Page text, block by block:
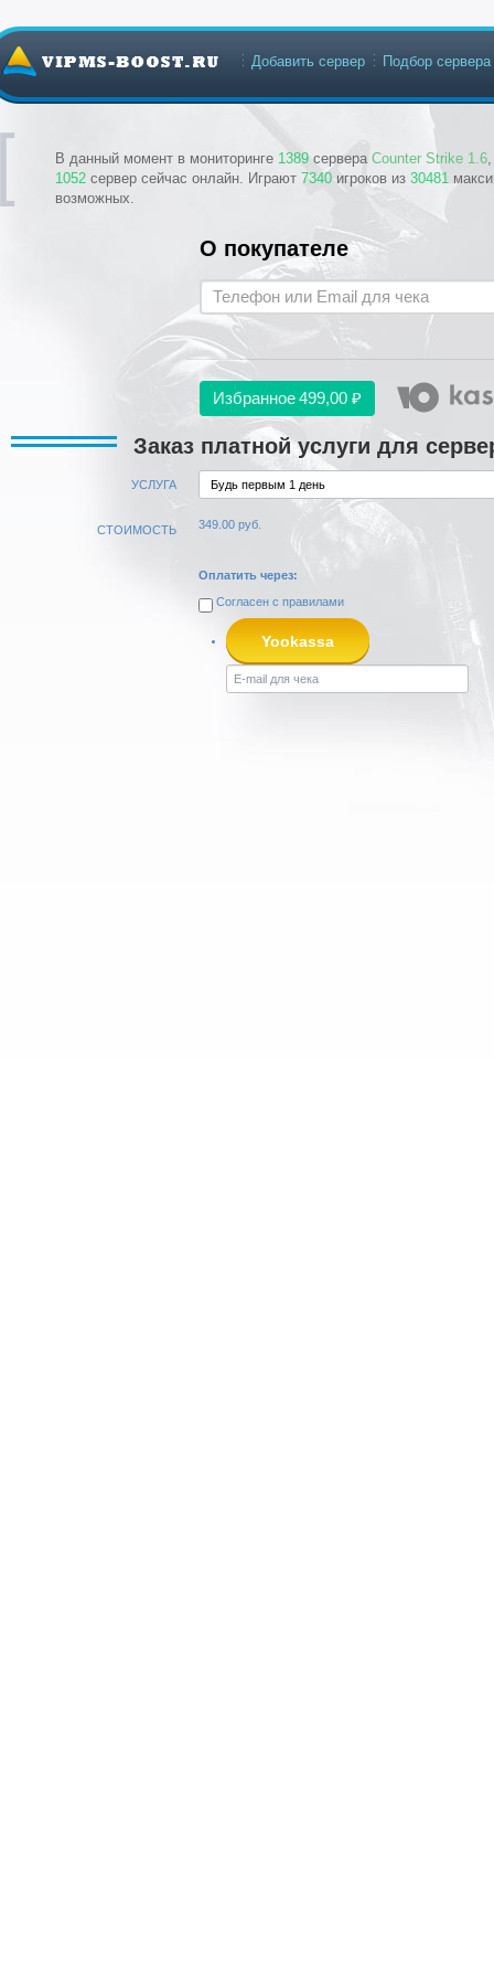
В данный момент в мониторинге 1389 сервера Counter Strike 1.6
1052 сервер сейчас онлайн. Играют 7340 игроков из 30481
возможных.
Добавить сервер Подбор сервера
О покупателе
Избранное499,00 ₽
Заказ платной услуги для
УСЛУГА
СТОИМОСТЬ 349.00 руб.
Оплатить через:
Согласен с правилами
Yookassa